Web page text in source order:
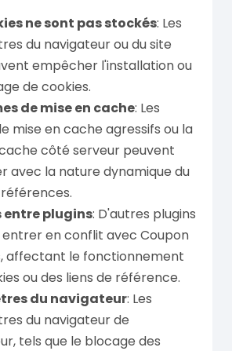
ne sont pas stockés: Les
du navigateur ou du site
empêcher l'installation ou
de cookies.
de mise en cache: Les
mise en cache agressifs ou la
côté serveur peuvent
avec la nature dynamique du
plugins: D'autres plugins
en conflit avec Coupon
affectant le fonctionnement
ou des liens de référence.
du navigateur: Les
du navigateur de
tels que le blocage des